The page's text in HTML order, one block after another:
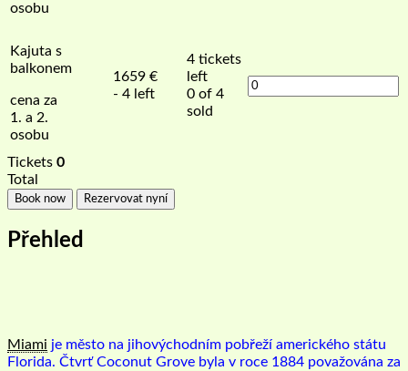
osobu
Kajuta s
balkonem
cena za
1. a 2.
osobu
1659 €
- 4 left
4 tickets
left
0 of 4
sold
Tickets 0
Total
Book now Rezervovat nyní
Přehled
Miami je město na jihovýchodním pobřeží amerického státu
Florida. Čtvrť Coconut Grove byla v roce 1884 považována za